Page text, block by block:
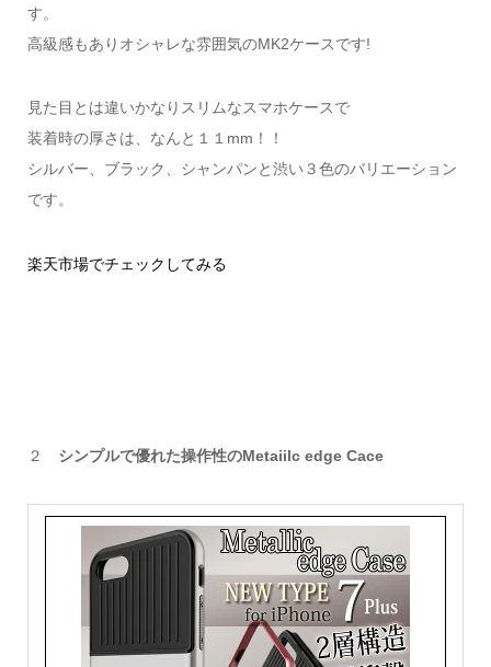
す。
高級感もありオシャレな雰囲気のMK2ケースです!
見た目とは違いかなりスリムなスマホケースで
装着時の厚さは、なんと１１mm！！
シルバー、ブラック、シャンパンと渋い３色のバリエーション
です。
楽天市場でチェックしてみる
２ シンプルで優れた操作性のMetaiilc edge Cace